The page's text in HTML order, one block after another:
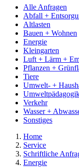
Alle Anfragen
Abfall +
Altlasten
Bauen + Wohnen
Energie
Kleingarten
Luft + Lärm +
Pflanzen +
Tiere
Umwelt- +
Verkehr
Wasser +
Sonstiges
Home
Service
Schriftliche
Energie